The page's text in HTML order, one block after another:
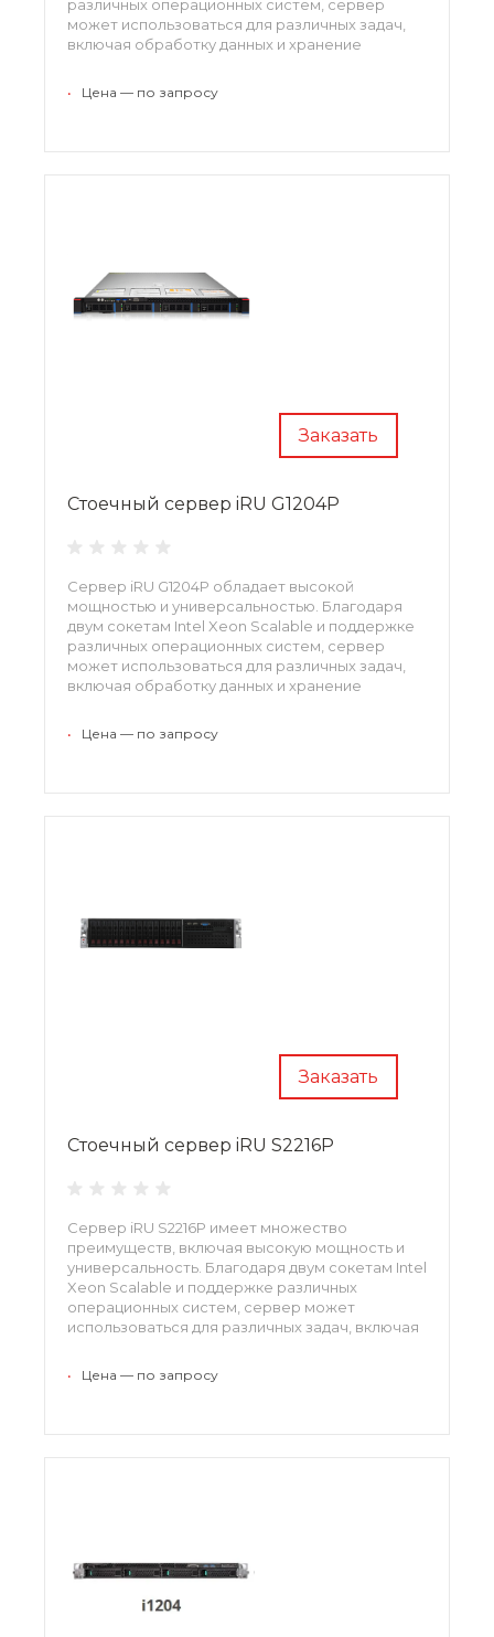
различных операционных систем, сервер
может использоваться для различных задач,
включая обработку данных и хранение
• Цена — по запросу
Заказать
Стоечный сервер iRU G1204P
Сервер iRU G1204P обладает высокой
мощностью и универсальностью. Благодаря
двум сокетам Intel Xeon Scalable и поддержке
различных операционных систем, сервер
может использоваться для различных задач,
включая обработку данных и хранение
• Цена — по запросу
Заказать
Стоечный сервер iRU S2216P
Сервер iRU S2216P имеет множество
преимуществ, включая высокую мощность и
универсальность. Благодаря двум сокетам Intel
Xeon Scalable и поддержке различных
операционных систем, сервер может
использоваться для различных задач, включая
• Цена — по запросу